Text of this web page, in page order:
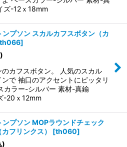
ズ-12ｘ18mm
プソン スカルカフスボタン（カ
th066]
カフスボタン。 人気のスカル
ンで 袖口のアクセントにピッタリ
カラー-シルバー 素材-真鍮
-20ｘ12mm
プソン MOPラウンドチェック
フリンクス）
[th060]
)